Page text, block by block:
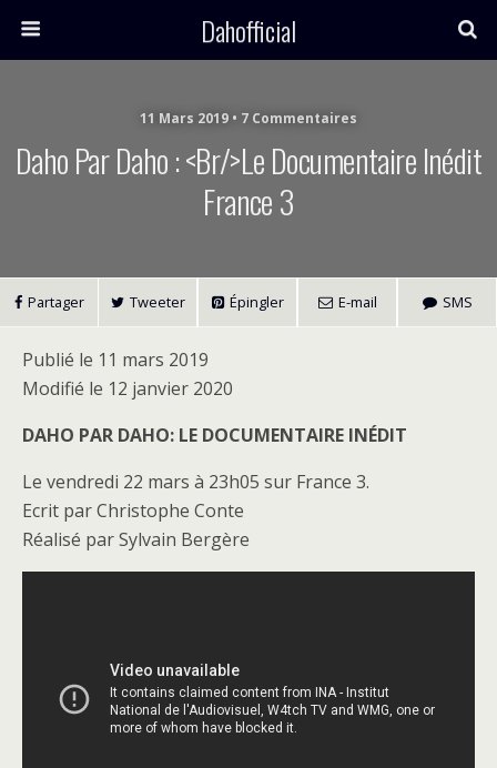
Dahofficial
11 Mars 2019 • 7 Commentaires
Daho Par Daho : <br/>Le Documentaire Inédit
France 3
Partager Tweeter Épingler E-mail SMS
Publié le 11 mars 2019
Modifié le 12 janvier 2020
DAHO PAR DAHO: LE DOCUMENTAIRE INÉDIT
Le vendredi 22 mars à 23h05 sur France 3.
Ecrit par Christophe Conte
Réalisé par Sylvain Bergère